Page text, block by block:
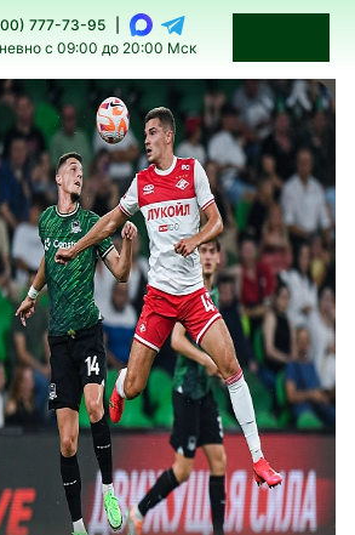
777-73-95
с 09:00 до 20:00 Мск